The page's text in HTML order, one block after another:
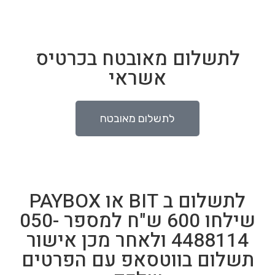
לתשלום מאובטח בכרטיס
אשראי
לתשלום מאובטח
לתשלום ב BIT או PAYBOX
שילחו 600 ש"ח למספר 050-
4488114 ולאחר מכן אישור
תשלום בווטסאפ עם הפרטים